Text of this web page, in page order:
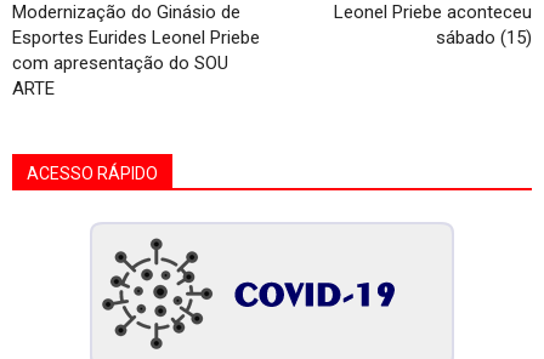
Modernização do Ginásio de
Esportes Eurides Leonel Priebe
com apresentação do SOU
ARTE
Leonel Priebe aconteceu
sábado (15)
ACESSO RÁPIDO